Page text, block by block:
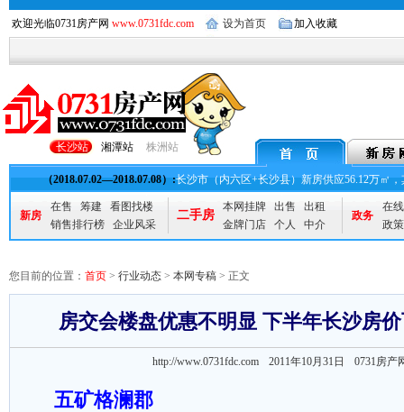
欢迎光临0731房产网 www.0731fdc.com 设为首页 加入收藏
长沙站 湘潭站 株洲站
（2018.07.02—2018.07.08）:长沙市（内六区+长沙县）新房供应56.12万㎡
新房
在售 筹建
看图找楼
销售排行榜
企业风采
二手房
本网挂牌 出售
出租
金牌门店
个人 中介
政务
在
政
您目前的位置： 首页 > 行业动态 > 本网专稿 > 正文
房交会楼盘优惠不明显 下半年长沙房
http://www.0731fdc.com 2011年10月31日 0731房产
五矿格澜郡